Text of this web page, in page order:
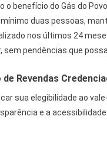
o benefício do Gás do
duas pessoas,
nos últimos 24
pendências que
Revendas
sua elegibilidade ao
e a